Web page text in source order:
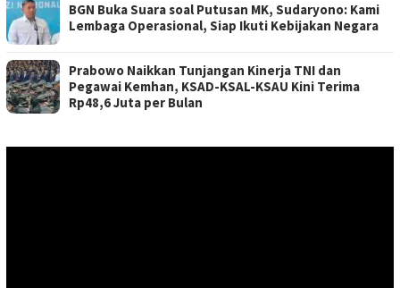
BGN Buka Suara soal Putusan MK, Sudaryono: Kami
Lembaga Operasional, Siap Ikuti Kebijakan Negara
Prabowo Naikkan Tunjangan Kinerja TNI dan
Pegawai Kemhan, KSAD-KSAL-KSAU Kini Terima
Rp48,6 Juta per Bulan